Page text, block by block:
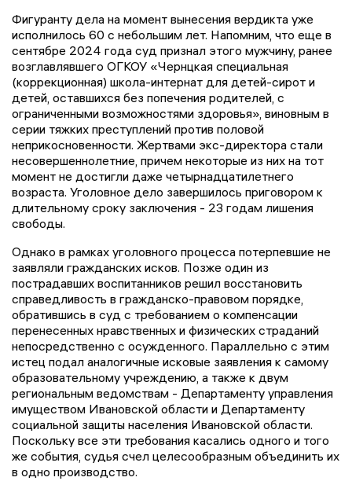
Фигуранту дела на момент вынесения вердикта уже
исполнилось 60 с небольшим лет. Напомним, что еще в
сентябре 2024 года суд признал этого мужчину, ранее
возглавлявшего ОГКОУ «Чернцкая специальная
(коррекционная) школа-интернат для детей-сирот и
детей, оставшихся без попечения родителей, с
ограниченными возможностями здоровья», виновным в
серии тяжких преступлений против половой
неприкосновенности. Жертвами экс-директора стали
несовершеннолетние, причем некоторые из них на тот
момент не достигли даже четырнадцатилетнего
возраста. Уголовное дело завершилось приговором к
длительному сроку заключения - 23 годам лишения
свободы.
Однако в рамках уголовного процесса потерпевшие не
заявляли гражданских исков. Позже один из
пострадавших воспитанников решил восстановить
справедливость в гражданско-правовом порядке,
обратившись в суд с требованием о компенсации
перенесенных нравственных и физических страданий
непосредственно с осужденного. Параллельно с этим
истец подал аналогичные исковые заявления к самому
образовательному учреждению, а также к двум
региональным ведомствам - Департаменту управления
имуществом Ивановской области и Департаменту
социальной защиты населения Ивановской области.
Поскольку все эти требования касались одного и того
же события, судья счел целесообразным объединить их
в одно производство.